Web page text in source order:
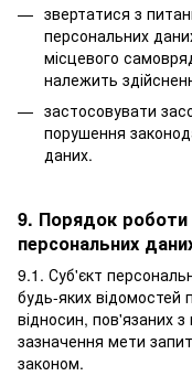
звертатися з
персональних
місцевого
належить
застосовувати
порушення
даних.
9. Порядок роботи
персональних
9.1. Суб'єкт
будь-яких відомостей
відносин, пов'язаних
зазначення мети
законом.